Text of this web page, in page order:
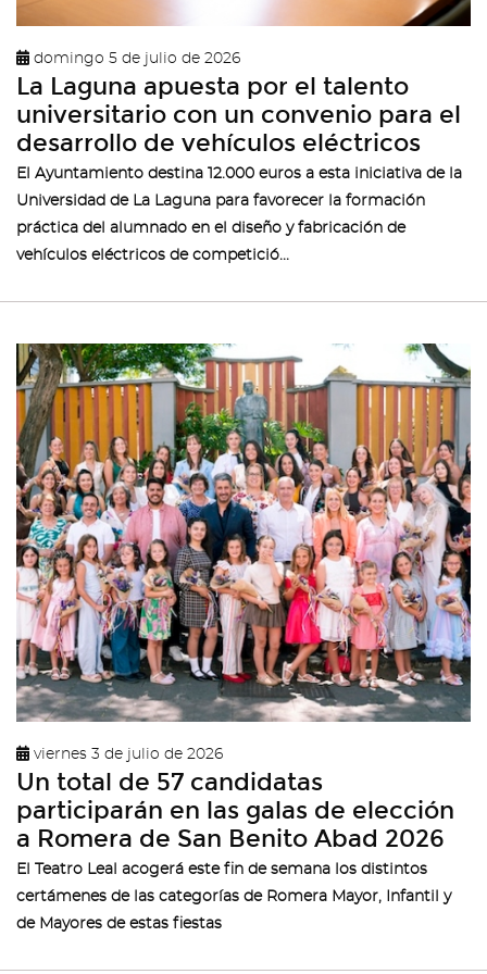
domingo 5 de julio de 2026
La Laguna apuesta por el talento
universitario con un convenio para el
desarrollo de vehículos eléctricos
El Ayuntamiento destina 12.000 euros a esta iniciativa de la
Universidad de La Laguna para favorecer la formación
práctica del alumnado en el diseño y fabricación de
vehículos eléctricos de competició...
viernes 3 de julio de 2026
Un total de 57 candidatas
participarán en las galas de elección
a Romera de San Benito Abad 2026
El Teatro Leal acogerá este fin de semana los distintos
certámenes de las categorías de Romera Mayor, Infantil y
de Mayores de estas fiestas